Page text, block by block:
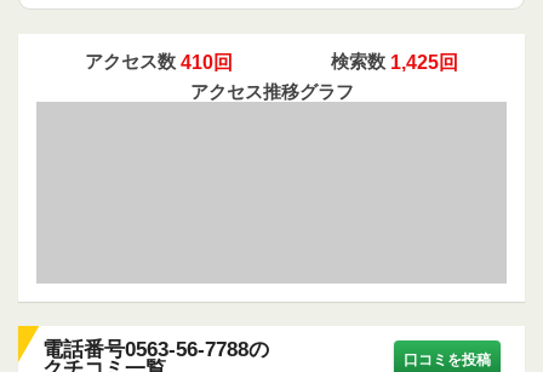
アクセス数 410回 検索数 1,425回
アクセス推移グラフ
電話番号0563-56-7788の
口コミを投稿